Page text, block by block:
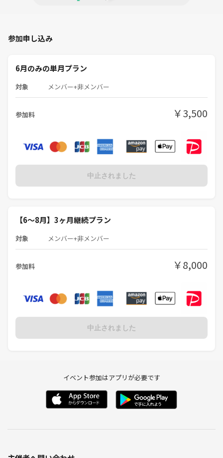
参加申し込み
6月のみの単月プラン
対象 メンバー+非メンバー
参加料 ￥3,500
中止されました
【6～8月】3ヶ月継続プラン
対象 メンバー+非メンバー
参加料 ￥8,000
中止されました
イベント参加はアプリが必要です